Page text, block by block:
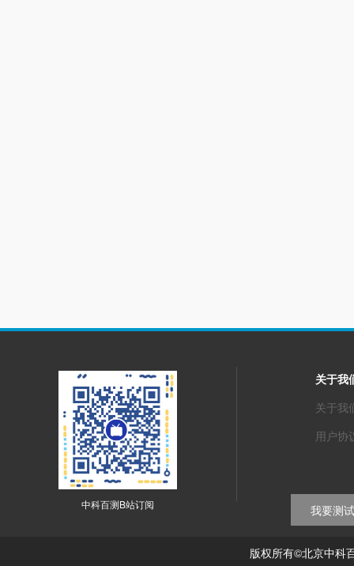
中科百测B站订阅
关于我
关于我
用户协
我要测试
版权所有©北京中科